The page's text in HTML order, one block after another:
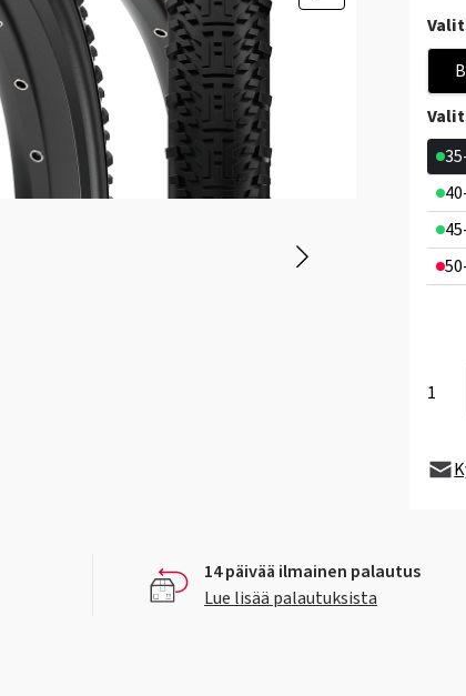
14 päivää ilmainen palautus
Lue lisää palautuksista